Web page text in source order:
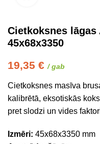
Cietkoksnes lāgas
45x68x3350
19,35 € / gab
Cietkoksnes masīva
kalibrētā, eksotiskās
pret slodzi un vides
Izmēri: 45x68x3350 mm